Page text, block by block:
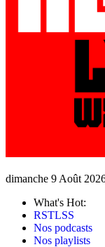
dimanche 9 Août
What's Hot:
RSTLSS
Nos podcasts
Nos playlists